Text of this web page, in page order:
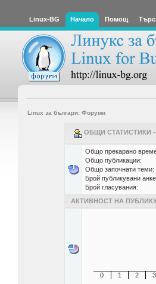
Linux-BG Начало Помощ
Linux за българи: Форуми
ОБЩИ СТАТИСТИКИ -
Общо прекарано
Общо публикации:
Общо започнати теми:
Брой публикувани
Брой гласувания:
АКТИВНОСТ НА
0 1 2 3